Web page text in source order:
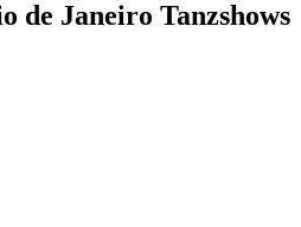
de Janeiro Tanzshows